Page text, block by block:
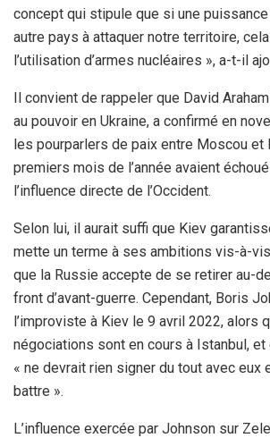
concept qui stipule que si une
autre pays à attaquer notre territoire,
l’utilisation d’armes nucléaires », a-t-il
Il convient de rappeler que David
au pouvoir en Ukraine, a confirmé en
les pourparlers de paix entre Moscou et
premiers mois de l’année avaient
l’influence directe de l’Occident.
Selon lui, il aurait suffi que Kiev
mette un terme à ses ambitions vis-à-vis
que la Russie accepte de se retirer au-
front d’avant-guerre. Cependant, Boris
l’improviste à Kiev le 9 avril 2022, alors
négociations sont en cours à Istanbul, et
« ne devrait rien signer du tout avec eux
battre ».
L’influence exercée par Johnson sur